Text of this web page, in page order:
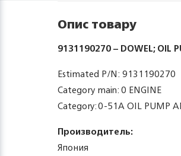
Опис товару
9131190270 – DOWEL; OIL
Estimated P/N: 9131190270
Category main: 0 ENGINE
Category: 0-51A OIL PUMP
Производитель:
Япония